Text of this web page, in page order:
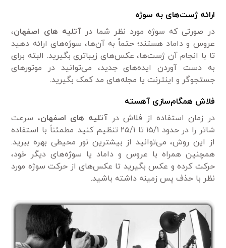
ارائه ژست‌های به سوژه
در صورتی که سوژه مورد نظر شما درآتلیه های اصفهان،
عروس و داماد هستند؛ حتماً به آن‌ها، سوژه‌های ارائه دهید
تا با انجام آن ژست‌ها، عکس‌های زیبا‌تری بگیرید. البته برای
به دست آوردن ‌ایده‌های جدید، می‌توانید در موتور‌های
جستجوگر و اینترنت یا مجله‌های مد کمک بگیرید.
فلاش همگام‌سازی آهسته
در زمان استفاده از فلاش در آتلیه های اصفهان، سرعت
شاتر را در حدود ۱۵/۱ تا ۲۵/۱ تنظیم کنید. مطمئناً با استفاده
از این روش، می‌توانید از بیشترین نور محیطی بهره ببرید.
همچنین همراه با عروس و داماد یا سوژه‌های دیگر خود،
حرکت کرده و عکس بگیرید تا عکس‌های از حرکت سوژه مورد
نظر با حذف پس زمینه داشته باشید.